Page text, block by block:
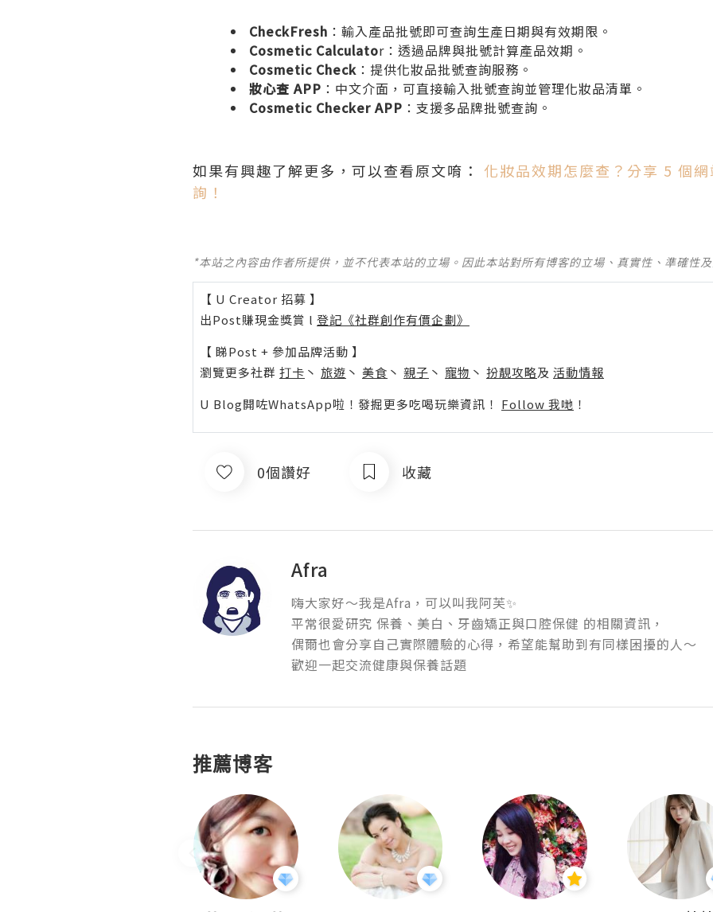
CheckFresh ：輸入產品批號即可查詢生產日期與有效期限。
Cosmetic Calculator：透過品牌與批號計算產品效期。
Cosmetic Check ：提供化妝品批號查詢服務。
妝心查 APP ：中文介面，可直接輸入批號查詢並管理化妝品清單。
Cosmetic Checker APP ：支援多品牌批號查詢。
如果有興趣了解更多，可以查看原文唷： 化妝品效期怎麼查？分享 5 個
詢！
*本站之內容由作者所提供，並不代表本站的立場。因此本站對所有博客的立場、真實性、準確性
【 U Creator 招募 】
出Post賺現金獎賞 l 登記《社群創作有價企劃》
【 睇Post + 參加品牌活動 】
瀏覽更多社群 打卡 丶 旅遊 丶 美食 丶 親子 丶 寵物 丶 扮靚攻略及 活動情報
U Blog開咗WhatsApp啦！發掘更多吃喝玩樂資訊！ Follow 我哋 ！
0個讚好 收藏
Afra
嗨大家好～我是Afra，可以叫我阿芙✨
平常很愛研究 保養、美白、牙齒矯正與口腔保健 的相關資訊，
偶爾也會分享自己實際體驗的心得，希望能幫助到有同樣困擾的人～
歡迎一起交流健康與保養話題
推薦博客